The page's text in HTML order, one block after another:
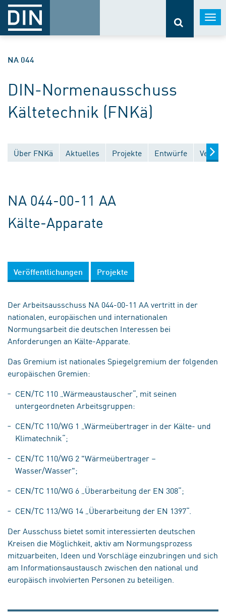
NA 044
DIN-Normenausschuss
Kältetechnik (FNKä)
Über FNKä Aktuelles Projekte Entwürfe
NA 044-00-11 AA
Kälte-Apparate
Veröffentlichungen Projekte
Der Arbeitsausschuss NA 044-00-11 AA vertritt in der
nationalen, europäischen und internationalen
Normungsarbeit die deutschen Interessen bei
Anforderungen an Kälte-Apparate.
Das Gremium ist nationales Spiegelgremium der folgenden
europäischen Gremien:
CEN/TC 110 „Wärmeaustauscher“, mit seinen
untergeordneten Arbeitsgruppen:
CEN/TC 110/WG 1 „Wärmeübertrager in der Kälte- und
Klimatechnik“;
CEN/TC 110/WG 2 "Wärmeübertrager –
Wasser/Wasser";
CEN/TC 110/WG 6 „Überarbeitung der EN 308“;
CEN/TC 113/WG 14 „Überarbeitung der EN 1397“.
Der Ausschuss bietet somit interessierten deutschen
Kreisen die Möglichkeit, aktiv am Normungsprozess
mitzuarbeiten, Ideen und Vorschläge einzubringen und sich
am Informationsaustausch zwischen den national und
europäisch involvierten Personen zu beteiligen.